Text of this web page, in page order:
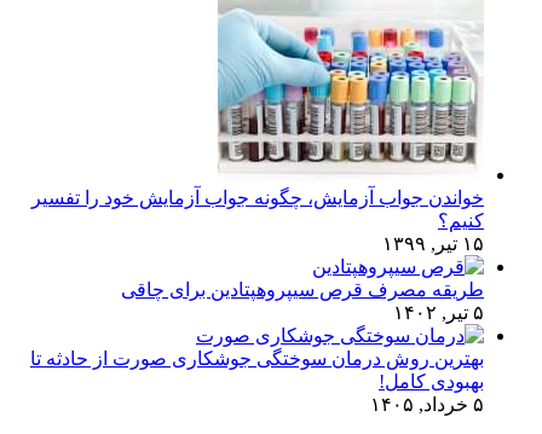
خواندن جواب آزمایش، چگونه جواب آزمایش خود را تفسیر
کنیم؟
۱۵ تیر, ۱۳۹۹
طریقه مصرف قرص سیپروهپتادین برای چاقی
۵ تیر, ۱۴۰۲
بهترین روش درمان سوختگی جوشکاری صورت از حادثه تا
بهبودی کامل!
۵ خرداد, ۱۴۰۵